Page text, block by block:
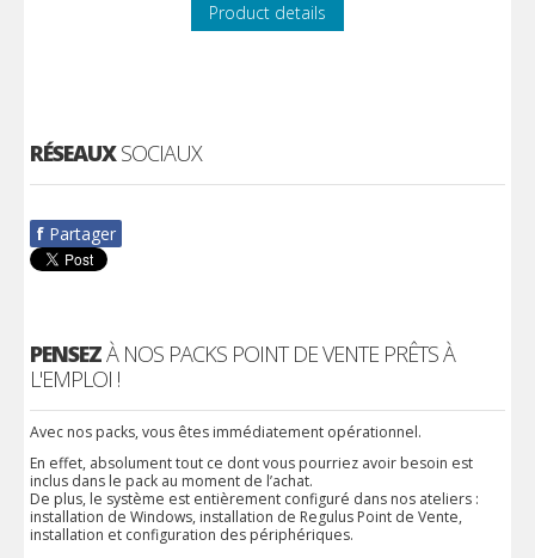
Product details
RÉSEAUXSOCIAUX
f Partager
PENSEZÀ NOS PACKS POINT DE VENTE PRÊTS À
L'EMPLOI !
Avec nos packs, vous êtes immédiatement opérationnel.
En effet, absolument tout ce dont vous pourriez avoir besoin est
inclus dans le pack au moment de l’achat.
De plus, le système est entièrement configuré dans nos ateliers :
installation de Windows, installation de Regulus Point de Vente,
installation et configuration des périphériques.